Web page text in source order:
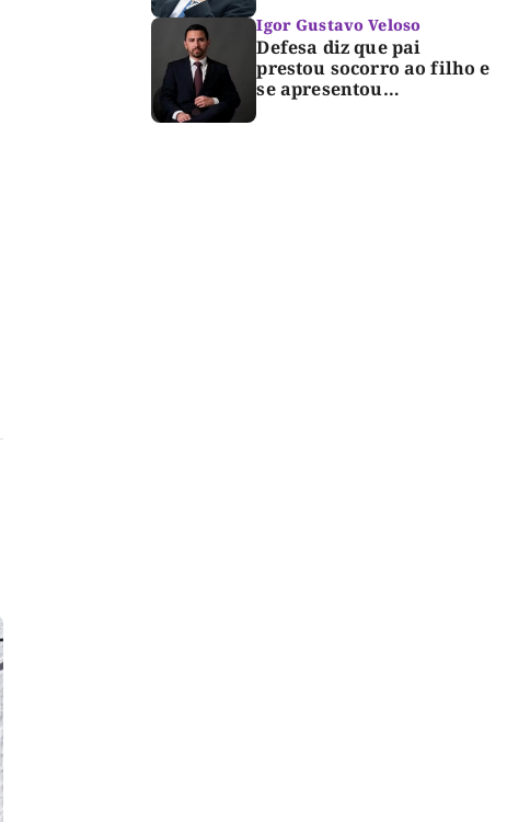
TRE; Laurez diz que nome
dele não foi homologado
Igor Gustavo Veloso
Defesa diz que pai
prestou socorro ao filho e
se apresentou